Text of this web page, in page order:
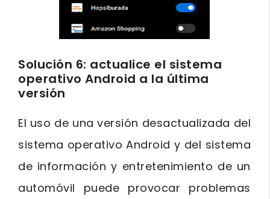
Solución 6: actualice el sistema
operativo Android a la última
versión
El uso de una versión desactualizada del
sistema operativo Android y del sistema
de información y entretenimiento de un
automóvil puede provocar problemas